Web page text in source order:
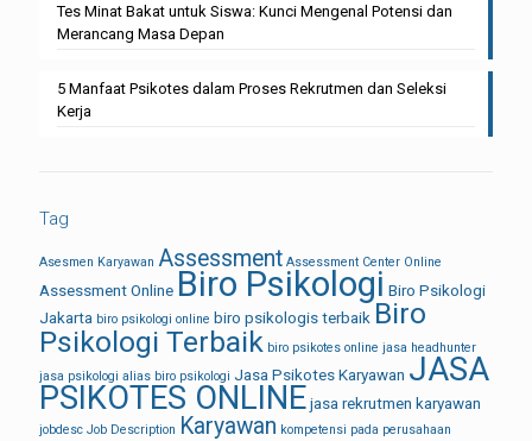
Tes Minat Bakat untuk Siswa: Kunci Mengenal Potensi dan
Merancang Masa Depan
5 Manfaat Psikotes dalam Proses Rekrutmen dan Seleksi
Kerja
Tag
Asesmen Karyawan Assessment Assessment Center Online
Assessment Online Biro Psikologi Biro Psikologi
Jakarta biro psikologi online biro psikologis terbaik Biro
Psikologi Terbaik biro psikotes online jasa headhunter
jasa psikologi alias biro psikologi Jasa Psikotes Karyawan JASA
PSIKOTES ONLINE jasa rekrutmen karyawan
jobdesc Job Description Karyawan kompetensi pada perusahaan